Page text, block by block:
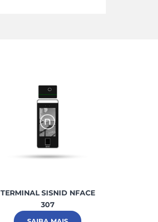
TERMINAL SISNID NFACE
307